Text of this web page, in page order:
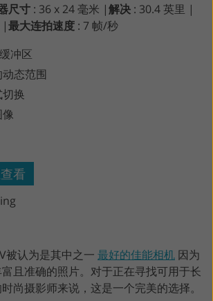
尺寸 : 36 x 24 毫米 |解决 : 30.4 英里 |
|最大连拍速度 : 7 帧/秒
冲区
态范围
换
看
被认为是其中之一 最好的佳能相机 因为
且准确的照片。对于正在寻找可用于长
尚摄影师来说，这是一个完美的选择。